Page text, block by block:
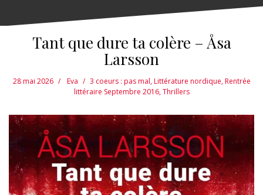
Tant que dure ta colère – Åsa
Larsson
28 mai 2026 Eva 3 coeurs : pas mal,Littérature nordique,Rentrée
littéraire Septembre 2016,Thrillers